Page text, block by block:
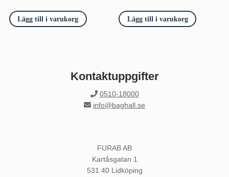
38,800.00kr.
33,700.00kr.
Lägg till i varukorg
38,800.00kr.
Lägg till i varukorg
Kontaktuppgifter
0510-18000
info@baghall.se
FURAB AB
Kartåsgatan 1
531 40 Lidköping